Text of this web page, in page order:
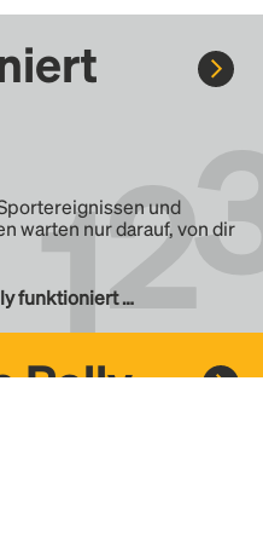
und
warten nur darauf, von dir
funktioniert …
Rally